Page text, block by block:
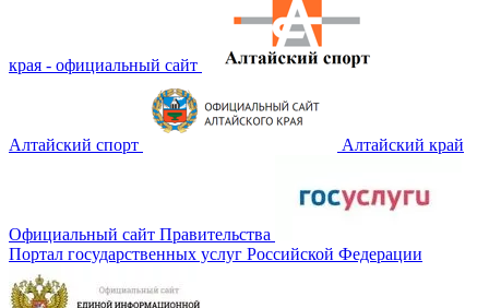
края - официальный сайт
Алтайский спорт Алтайский край
Официальный сайт Правительства
Портал государственных услуг Российской Федерации